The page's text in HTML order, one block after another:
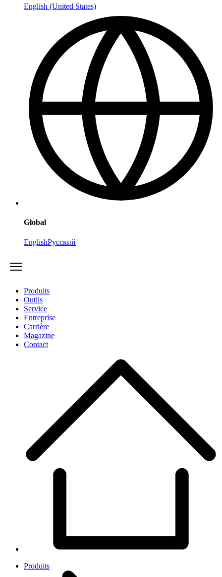
English (United States)
Global
EnglishРусский
Produits
Outils
Service
Entreprise
Carrière
Magazine
Contact
Produits